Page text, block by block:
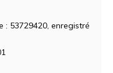
53729420, enregistré